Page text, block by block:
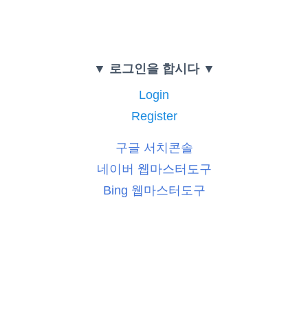
▼ 로그인을 합시다 ▼
Login
Register
구글 서치콘솔
네이버 웹마스터도구
Bing 웹마스터도구